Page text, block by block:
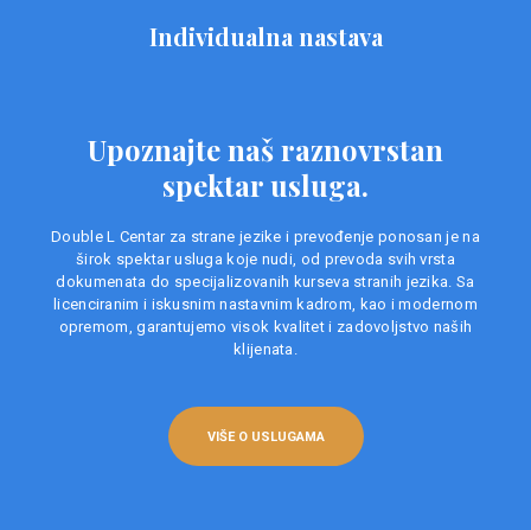
Individualna nastava
Upoznajte naš raznovrstan
spektar usluga.
Double L Centar za strane jezike i prevođenje ponosan je na
širok spektar usluga koje nudi, od prevoda svih vrsta
dokumenata do specijalizovanih kurseva stranih jezika. Sa
licenciranim i iskusnim nastavnim kadrom, kao i modernom
opremom, garantujemo visok kvalitet i zadovoljstvo naših
klijenata.
VIŠE O USLUGAMA